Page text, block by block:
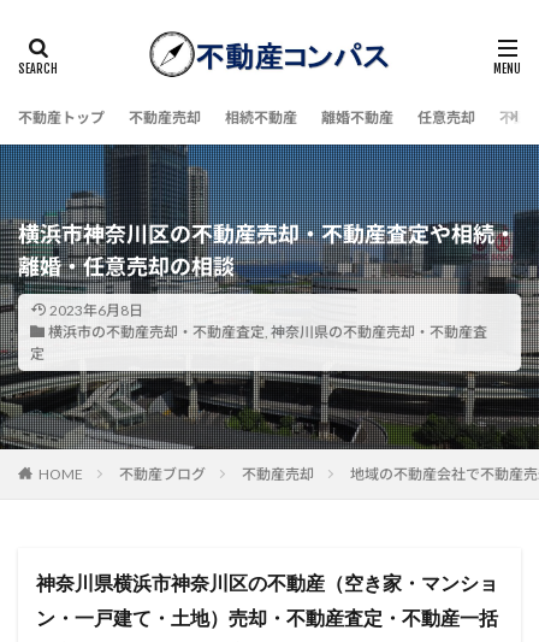
不動産トップ 不動産売却 相続不動産 離婚不動産 任意売却 不動
横浜市神奈川区の不動産売却・不動産査定や相続・
離婚・任意売却の相談
2023年6月8日
横浜市の不動産売却・不動産査定, 神奈川県の不動産売却・不動産査
定
HOME 不動産ブログ 不動産売却 地域の不動産会社で不動産
神奈川県横浜市神奈川区の不動産（空き家・マンショ
ン・一戸建て・土地）売却・不動産査定・不動産一括